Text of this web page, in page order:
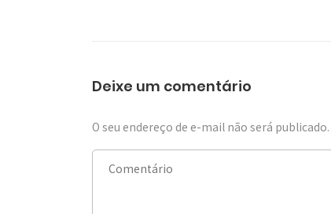
Deixe um comentário
O seu endereço de e-mail não será publicado.